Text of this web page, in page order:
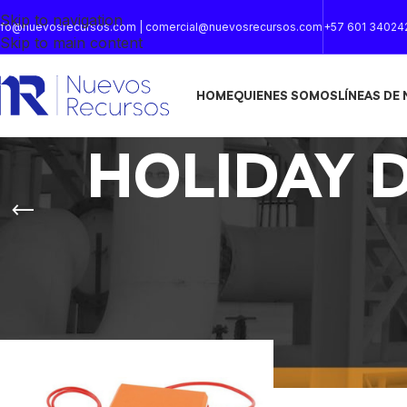
Skip to navigation
Skip to main content
| comercial@nuevosrecursos.com +57 601
HOMEQUIENES SOMOSLÍNEAS DE
HOLIDAY
Productos etiquetados “HOLIDAY DETECTOR